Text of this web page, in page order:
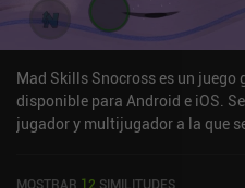
Mad Skills Snocross es un juego
disponible para Android e iOS.
jugador y multijugador a la que
MOSTRAR 12 SIMILITUDES